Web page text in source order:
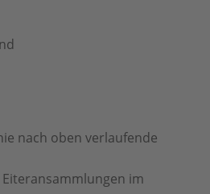
nach oben verlaufende
im